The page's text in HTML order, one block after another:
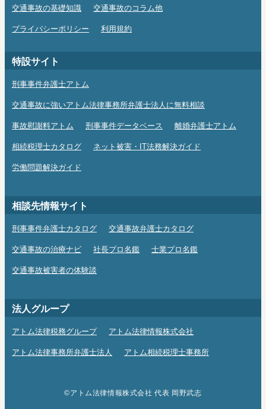
交通事故の基礎知識 交通事故のコラム他
プライバシーポリシー 利用規約
特設サイト
刑事事件弁護士アトム
交通事故に強いアトム法律事務所弁護士法人に無料相談
事故慰謝料アトム 刑事事件データベース 離婚弁護士アトム
相続税理士カタログ ネット被害・IT法務解決ガイド
労働問題解決ガイド
相談先情報サイト
刑事事件弁護士カタログ 交通事故弁護士カタログ
交通事故の治療ナビ 社長プロ名鑑 士業プロ名鑑
交通事故被害者の体験談
法人グループ
アトム法律税務グループ アトム法律情報株式会社
アトム法律事務所弁護士法人 アトム相続税理士事務所
©アトム法律情報株式会社 代表 岡野武志